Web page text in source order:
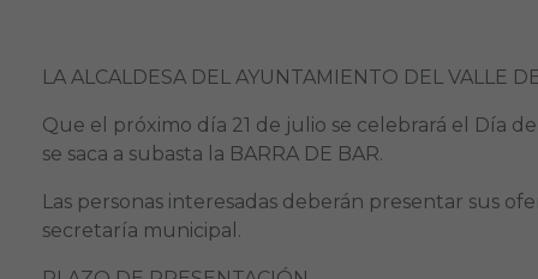
LA ALCALDESA DEL AYUNTAMIENTO DEL VALLE
Que el próximo día 21 de julio se celebrará el Día
se saca a subasta la BARRA DE BAR.
Las personas interesadas deberán presentar sus
secretaría municipal.